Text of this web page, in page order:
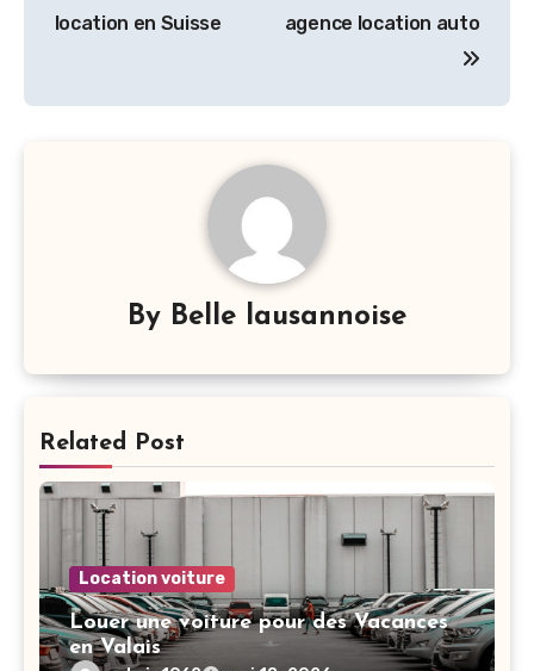
l’article
location en Suisse
agence location auto
By Belle lausannoise
Related Post
Location voiture
Louer une voiture pour des Vacances
en Valais